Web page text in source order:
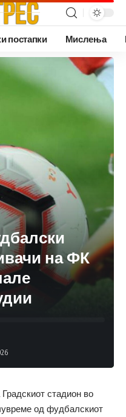
постапки Мислења
на ФК
стадион во
од фудбалскиот